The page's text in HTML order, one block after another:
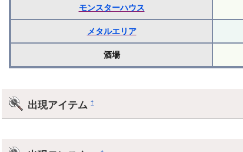
モンスターハウス
メタルエリア
酒場
出現アイテム†